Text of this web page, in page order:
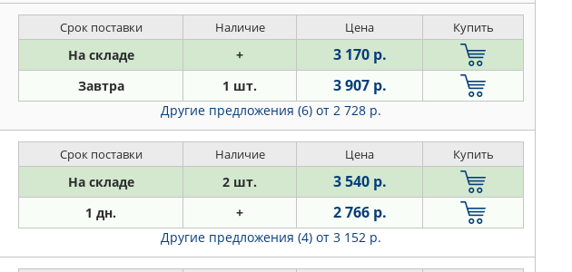
Срок поставки Наличие Цена Купить
На складе + 3 170 р.
Завтра 1 шт. 3 907 р.
Другие предложения (6) от 2 728 р.
Срок поставки Наличие Цена Купить
На складе 2 шт. 3 540 р.
1 дн. + 2 766 р.
Другие предложения (4) от 3 152 р.